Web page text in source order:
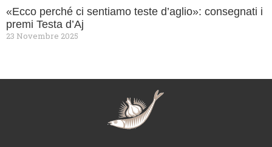
«Ecco perché ci sentiamo teste d’aglio»: consegnati i
premi Testa d’Aj
23 Novembre 2025